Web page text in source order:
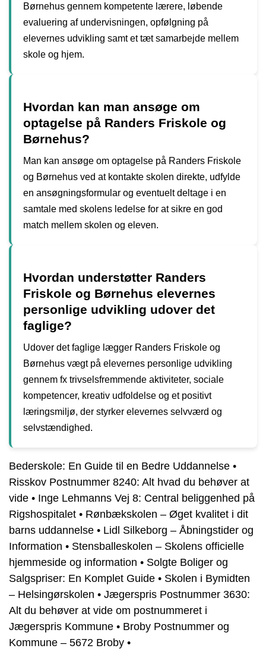
Børnehus gennem kompetente lærere, løbende
evaluering af undervisningen, opfølgning på
elevernes udvikling samt et tæt samarbejde mellem
skole og hjem.
Hvordan kan man ansøge om
optagelse på Randers Friskole og
Børnehus?
Man kan ansøge om optagelse på Randers Friskole
og Børnehus ved at kontakte skolen direkte, udfylde
en ansøgningsformular og eventuelt deltage i en
samtale med skolens ledelse for at sikre en god
match mellem skolen og eleven.
Hvordan understøtter Randers
Friskole og Børnehus elevernes
personlige udvikling udover det
faglige?
Udover det faglige lægger Randers Friskole og
Børnehus vægt på elevernes personlige udvikling
gennem fx trivselsfremmende aktiviteter, sociale
kompetencer, kreativ udfoldelse og et positivt
læringsmiljø, der styrker elevernes selvværd og
selvstændighed.
Bederskole: En Guide til en Bedre Uddannelse •
Risskov Postnummer 8240: Alt hvad du behøver at
vide • Inge Lehmanns Vej 8: Central beliggenhed på
Rigshospitalet • Rønbækskolen – Øget kvalitet i dit
barns uddannelse • Lidl Silkeborg – Åbningstider og
Information • Stensballeskolen – Skolens officielle
hjemmeside og information • Solgte Boliger og
Salgspriser: En Komplet Guide • Skolen i Bymidten
– Helsingørskolen • Jægerspris Postnummer 3630:
Alt du behøver at vide om postnummeret i
Jægerspris Kommune • Broby Postnummer og
Kommune – 5672 Broby •